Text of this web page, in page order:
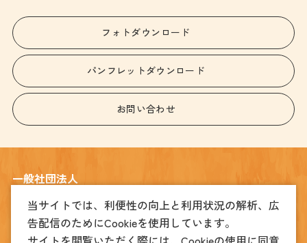
フォトダウンロード
パンフレットダウンロード
お問い合わせ
一般社団法人
〒320-0026
宇都宮市馬場通り4丁目1番1号 うつのみや表参道スクエア2階
当サイトでは、利便性の向上と利用状況の解析、広
告配信のためにCookieを使用しています。